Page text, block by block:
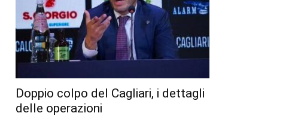
Doppio colpo del Cagliari, i dettagli
delle operazioni